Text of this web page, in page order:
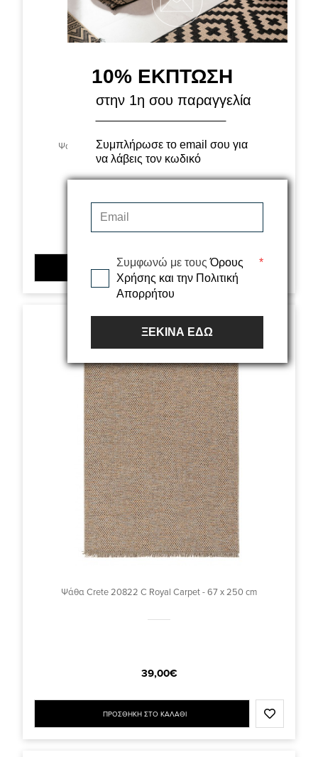
Ψάθα Crete 20822 C Royal Carpet - 200 x 290 cm
ΠΡΟΣΘΗΚΗ ΣΤΟ ΚΑΛΑΘΙ
Ψάθα Crete 20822 C Royal Carpet - 67 x 250 cm
39,00€
ΠΡΟΣΘΗΚΗ ΣΤΟ ΚΑΛΑΘΙ
10% ΕΚΠΤΩΣΗ
στην 1η σου παραγγελία
Συμπλήρωσε το email σου για
να λάβεις τον κωδικό
Συμφωνώ με τουςΌρους
Χρήσης και την Πολιτική
Απορρήτου
*
ΞΕΚΙΝΑ ΕΔΩ